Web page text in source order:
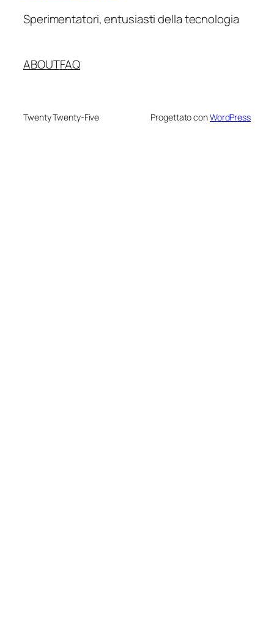
Sperimentatori, entusiasti della tecnologia
ABOUTFAQ
Twenty Twenty-Five Progettato conWordPress